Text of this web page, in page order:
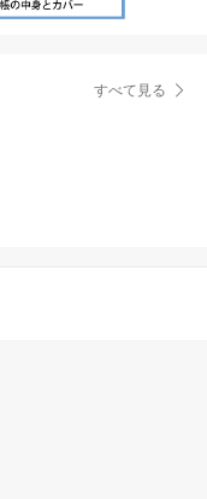
すべて見る